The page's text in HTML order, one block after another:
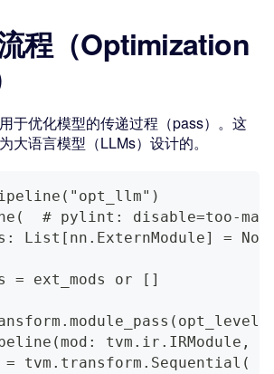
程（Optimization
于优化模型的传递过程（pass）。这
大语言模型（LLMs）设计的。
# pylint: disable=too-
List[nn.ExternModule] =
= ext_mods or []
tvm.ir.IRModule,
= tvm.transform.Sequential(